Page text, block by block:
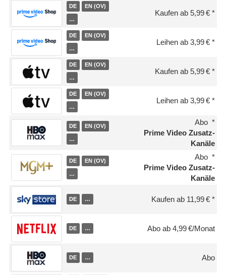
DE EN (OV)
…
Kaufen ab 5,99 €
DE EN (OV)
…
Leihen ab 3,99 €
DE EN (OV)
…
Kaufen ab 5,99 €
DE EN (OV)
…
Leihen ab 3,99 €
DE EN (OV)
…
Abo
Prime Video Zusatz-
Kanäle
DE EN (OV)
…
Abo
Prime Video Zusatz-
Kanäle
DE … Kaufen ab 11,99 €
DE … Abo ab 4,99 €/Monat
DE … Abo